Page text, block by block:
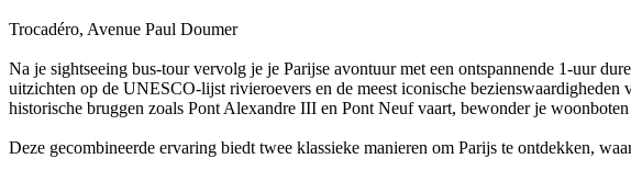
Trocadéro, Avenue Paul Doumer
Na je sightseeing bus-tour vervolg je je Parijse avontuur met een ontspannende 1-uur
uitzichten op de UNESCO-lijst rivieroevers en de meest iconische
historische bruggen zoals Pont Alexandre III en Pont Neuf vaart, bewonder je
Deze gecombineerde ervaring biedt twee klassieke manieren om Parijs te ontdekken,